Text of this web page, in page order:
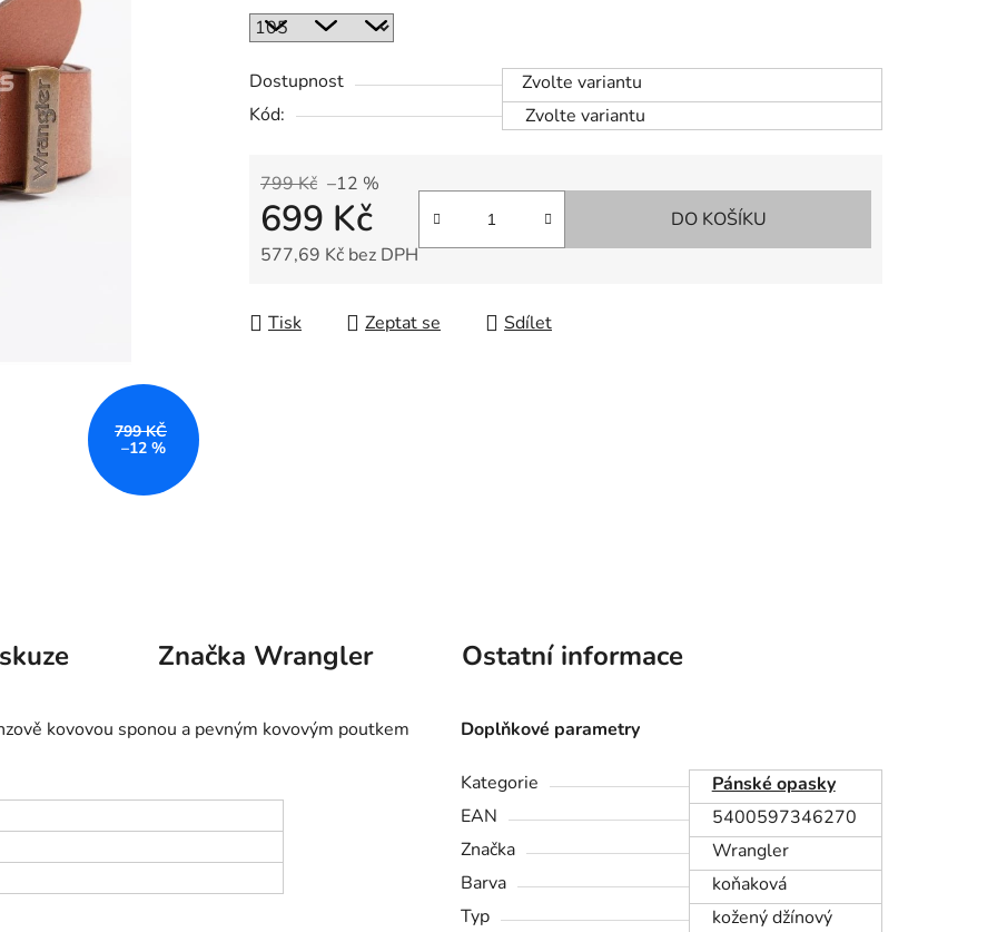
Dostupnost
Zvolte variantu
Kód:
Zvolte variantu
799 Kč –12 %
699 Kč
577,69 Kč bez DPH
DO KOŠÍKU
Tisk Zeptat se Sdílet
799 KČ
–12 %
Značka Wrangler Ostatní informace
kovovou sponou a pevným kovovým poutkem Doplňkové parametry
Kategorie
Pánské opasky
EAN
5400597346270
Značka
Wrangler
Barva
koňaková
Typ
kožený džínový